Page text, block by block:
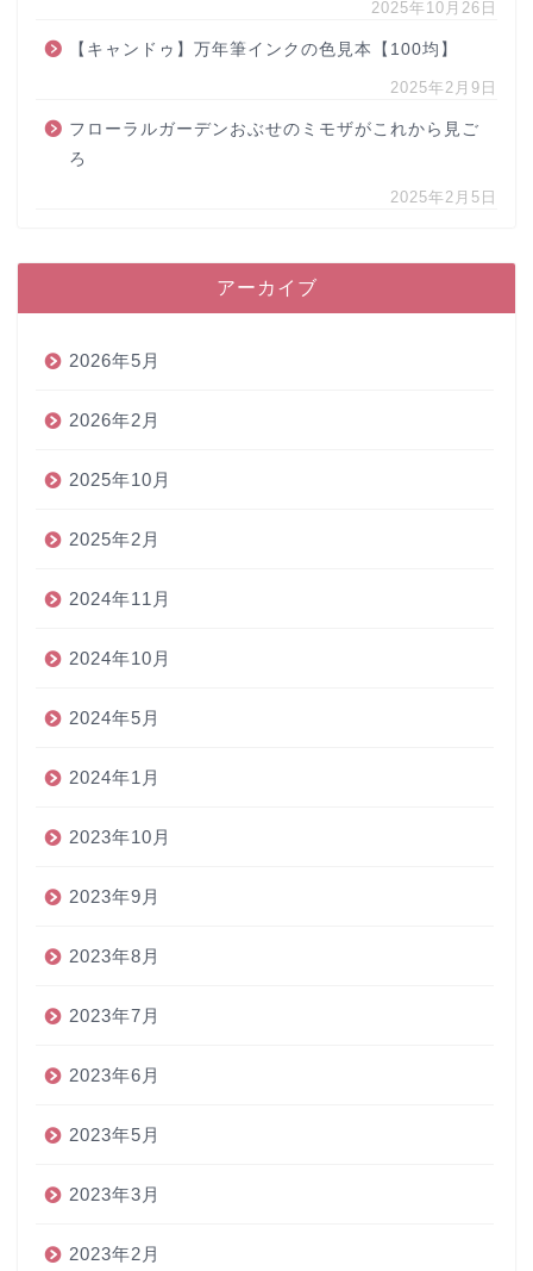
2025年10月26日
【キャンドゥ】万年筆インクの色見本【100均】
2025年2月9日
フローラルガーデンおぶせのミモザがこれから見ご
ろ
2025年2月5日
アーカイブ
2026年5月
2026年2月
2025年10月
2025年2月
2024年11月
2024年10月
2024年5月
2024年1月
2023年10月
2023年9月
2023年8月
2023年7月
2023年6月
2023年5月
2023年3月
2023年2月